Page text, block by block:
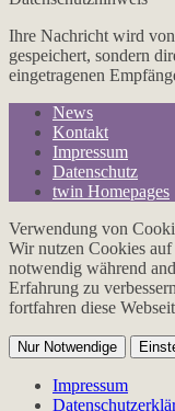
Ihre Nachricht wird von
gespeichert, sondern
eingetragenen
News
Kontakt
Impressum
Datenschutz
twin Homepages
Verwendung von
Wir nutzen Cookies
notwendig während
Erfahrung zu
fortfahren diese
Nur Notwendige
Impressum